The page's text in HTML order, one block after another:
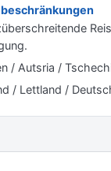
/ Autsria /
/ Lettland /